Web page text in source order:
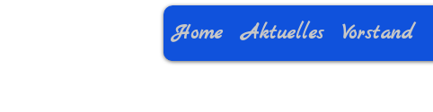
Home Aktuelles Vorstand